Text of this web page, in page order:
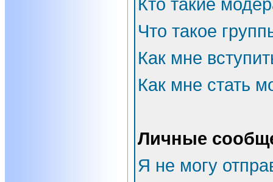
Кто такие
Что такое
Как мне
Как мне стать
Личные
Я не могу